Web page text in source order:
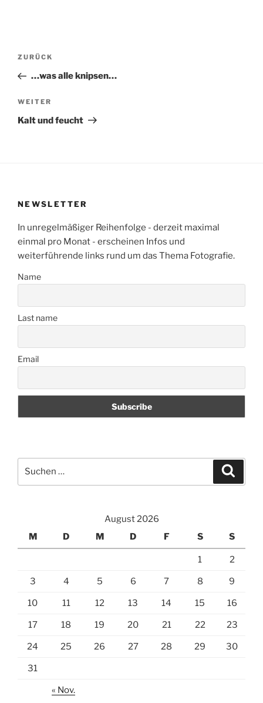
Beitragsnavigation
Vorheriger
Beitrag
ZURÜCK
…was alle knipsen…
Nächster
Beitrag
WEITER
Kalt und feucht
NEWSLETTER
In unregelmäßiger Reihenfolge - derzeit maximal
einmal pro Monat - erscheinen Infos und
weiterführende links rund um das Thema Fotografie.
Name
Last name
Email
nach:
August 2026
M
D M D F S S
1 2
3 4 5 6 7 8 9
10 11 12 13 14 15 16
17 18 19 20 21 22 23
24 25 26 27 28 29 30
31
« Nov.